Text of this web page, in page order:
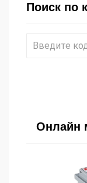
Поиск по
Онлайн